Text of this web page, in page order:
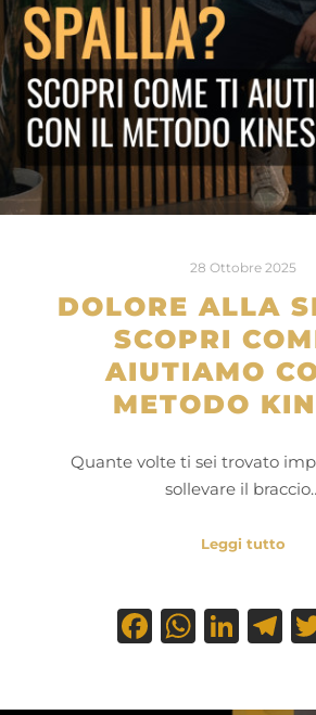
28 Ottobre 2025
DOLORE ALLA
SCOPRI
AIUTIAMO
METODO
Quante volte ti sei trovato
sollevare il
Leggi tutto